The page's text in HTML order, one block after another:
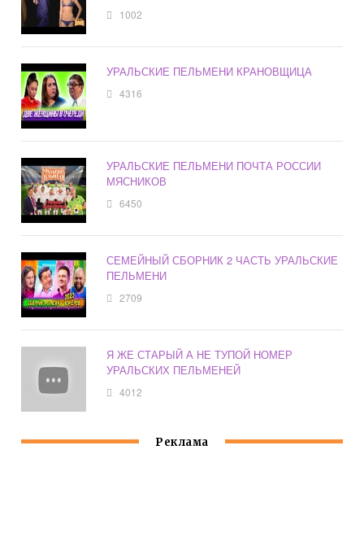
1002
УРАЛЬСКИЕ ПЕЛЬМЕНИ КРАНОВЩИЦА
4316
УРАЛЬСКИЕ ПЕЛЬМЕНИ ПОЧТА РОССИИ
МЯСНИКОВ
6450
СЕМЕЙНЫЙ СБОРНИК 2 ЧАСТЬ УРАЛЬСКИЕ
ПЕЛЬМЕНИ
2709
Я ЖЕ СТАРЫЙ А НЕ ТУПОЙ НОМЕР
УРАЛЬСКИХ ПЕЛЬМЕНЕЙ
4012
Реклама